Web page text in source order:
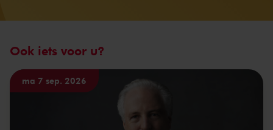
Ook iets voor u?
ma 7 sep. 2026